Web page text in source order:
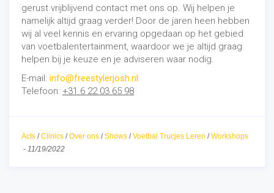
gerust vrijblijvend contact met ons op. Wij helpen je
namelijk altijd graag verder! Door de jaren heen hebben
wij al veel kennis en ervaring opgedaan op het gebied
van voetbalentertainment, waardoor we je altijd graag
helpen bij je keuze en je adviseren waar nodig.
E-mail: info@freestylerjosh.nl
Telefoon: +31 6 22 03 65 98
Acts /Clinics /Over ons /Shows /Voetbal Trucjes Leren /Workshops
- 11/19/2022